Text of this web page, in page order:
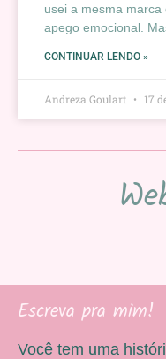
usei a mesma
apego emocional.
CONTINUAR LENDO »
Andreza Goulart 17
Escreva pra mim!
Você tem uma